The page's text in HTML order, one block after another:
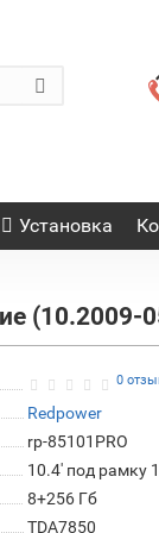
Установка
(10.2009-
0
Redpower
rp-85101PRO
10.4' под рамку
8+256 Гб
TDA7850